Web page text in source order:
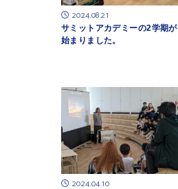
2024.08.21
サミットアカデミーの2学期が
始まりました。
2024.04.10